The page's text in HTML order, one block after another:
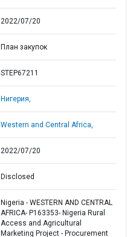
2022/07/20
План закупок
STEP67211
Нигерия,
Western and Central Africa,
2022/07/20
Disclosed
Nigeria - WESTERN AND CENTRAL
AFRICA- P163353- Nigeria Rural
Access and Agricultural
Marketing Project - Procurement